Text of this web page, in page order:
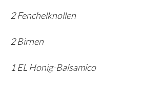
2 Fenchelknollen
2 Birnen
1 EL Honig-Balsamico